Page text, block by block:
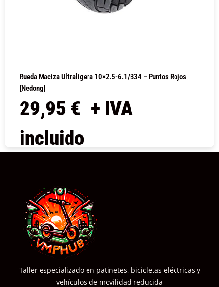
Rueda Maciza Ultraligera 10×2.5-6.1/B34 – Puntos Rojos
[Nedong]
29,95 € + IVA
incluido
Taller especializado en patinetes, bicicletas eléctricas y
vehículos de movilidad reducida